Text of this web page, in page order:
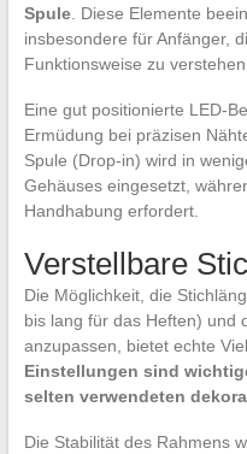
Spule. Diese Elemente
insbesondere für Anfänger,
Funktionsweise zu
Eine gut positionierte LED-
Ermüdung bei präzisen
Spule (Drop-in) wird in
Gehäuses eingesetzt,
Handhabung erfordert.
Verstellbare
Die Möglichkeit, die
bis lang für das Heften) und
anzupassen, bietet echte
Einstellungen sind
selten verwendeten
Die Stabilität des Rahmens